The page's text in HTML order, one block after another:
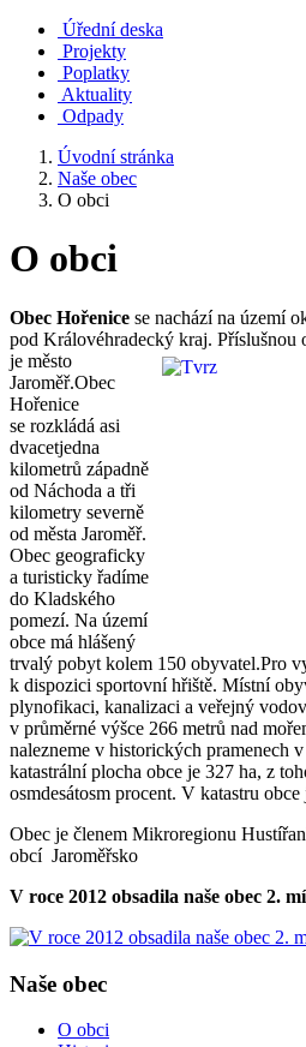
Úřední deska
Projekty
Poplatky
Aktuality
Odpady
Úvodní stránka
Naše obec
O obci
O obci
Obec Hořenice se nachází na území
pod Královéhradecký kraj. Příslušnou
je město
Jaroměř.Obec
Hořenice
se rozkládá asi
dvacetjedna
kilometrů západně
od Náchoda a tři
kilometry severně
od města Jaroměř.
Obec geograficky
a turisticky řadíme
do Kladského
pomezí. Na území
obce má hlášený
trvalý pobyt kolem 150 obyvatel.Pro
k dispozici sportovní hřiště. Místní
plynofikaci, kanalizaci a veřejný
v průměrné výšce 266 metrů nad
nalezneme v historických pramenech
katastrální plocha obce je 327 ha, z
osmdesátosm procent. V katastru obce
Obec je členem Mikroregionu
obcí Jaroměřsko
V roce 2012 obsadila naše obec 2.
Naše obec
O obci